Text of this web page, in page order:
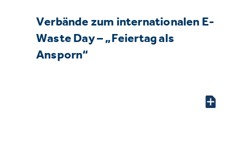
Verbände zum internationalen E-
Waste Day – „Feiertag als
Ansporn“